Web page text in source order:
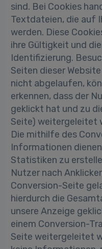
sind. Bei Cookies
Textdateien, die auf
werden. Diese
ihre Gültigkeit und
Identifizierung.
Seiten dieser
nicht abgelaufen,
erkennen, dass der
geklickt hat und zu
Seite) weitergeleitet
Die mithilfe des
Informationen
Statistiken zu
Nutzer nach
Conversion-Seite
hierdurch die
unsere Anzeige
einem Conversion-
Seite weitergeleitet